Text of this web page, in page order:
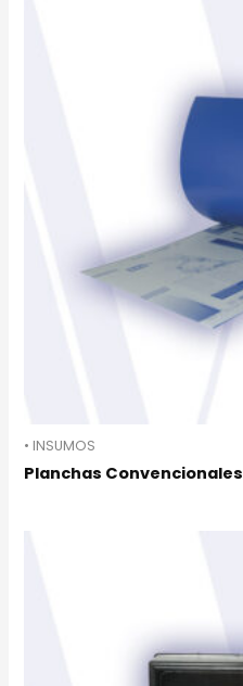
• INSUMOS
Planchas Convencionales